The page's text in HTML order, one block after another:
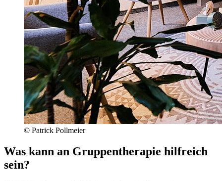
© Patrick Pollmeier
Was kann an Gruppentherapie hilfreich
sein?